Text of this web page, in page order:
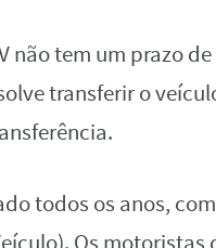
não tem um prazo
transferir o
todos os anos,